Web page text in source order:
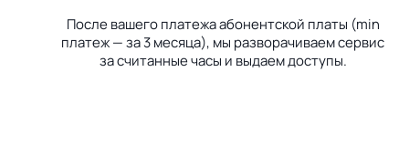
После вашего платежа абонентской платы (min
платеж — за 3 месяца), мы разворачиваем сервис
за считанные часы и выдаем доступы.